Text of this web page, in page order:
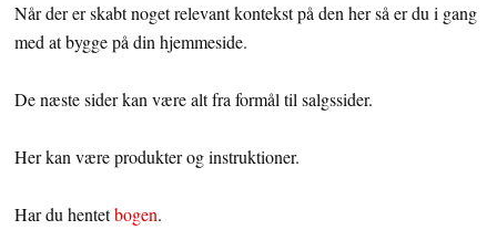
Når der er skabt noget relevant kontekst på den her så er du i gang
med at bygge på din hjemmeside.
De næste sider kan være alt fra formål til salgssider.
Her kan være produkter og instruktioner.
Har du hentetbogen.